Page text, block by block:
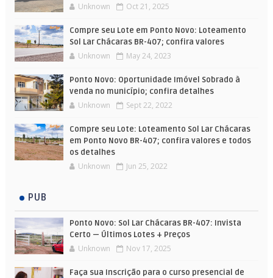
Unknown Oct 21, 2025
Compre seu Lote em Ponto Novo: Loteamento
Sol Lar Chácaras BR-407; confira valores
Unknown May 24, 2023
Ponto Novo: Oportunidade Imóvel Sobrado à
venda no município; confira detalhes
Unknown Sept 22, 2022
Compre seu Lote: Loteamento Sol Lar Chácaras
em Ponto Novo BR-407; confira valores e todos
os detalhes
Unknown Jun 25, 2022
PUB
Ponto Novo: Sol Lar Chácaras BR-407: Invista
Certo — Últimos Lotes + Preços
Unknown Nov 17, 2025
Faça sua Inscrição para o curso presencial de